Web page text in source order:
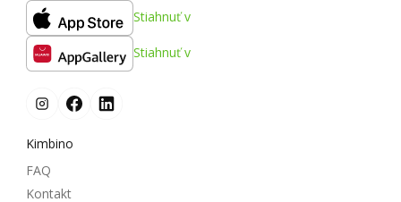
Stiahnuť v
Stiahnuť v
Kimbino
FAQ
Kontakt